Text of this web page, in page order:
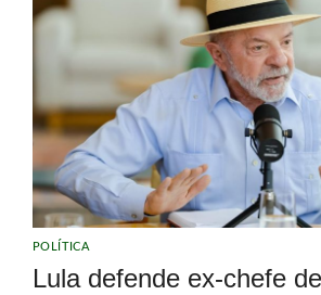
POLÍTICA
Lula defende ex-chefe